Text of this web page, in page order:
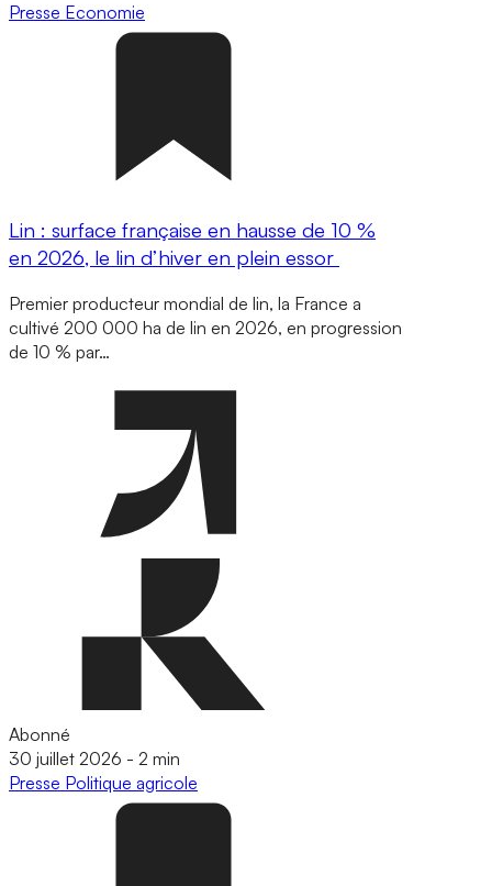
Presse Economie
Lin : surface française en hausse de 10 %
en 2026, le lin d’hiver en plein essor
Premier producteur mondial de lin, la France a
cultivé 200 000 ha de lin en 2026, en progression
de 10 % par…
Abonné
30 juillet 2026 - 2 min
Presse Politique agricole